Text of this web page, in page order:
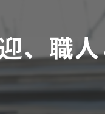
、職